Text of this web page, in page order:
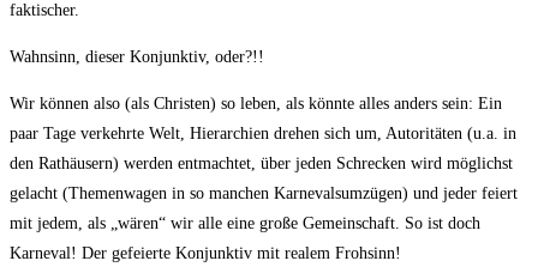
faktischer.
Wahnsinn, dieser Konjunktiv, oder?!!
Wir können also (als Christen) so leben, als könnte alles anders sein: Ein
paar Tage verkehrte Welt, Hierarchien drehen sich um, Autoritäten (u.a. in
den Rathäusern) werden entmachtet, über jeden Schrecken wird möglichst
gelacht (Themenwagen in so manchen Karnevalsumzügen) und jeder feiert
mit jedem, als „wären“ wir alle eine große Gemeinschaft. So ist doch
Karneval! Der gefeierte Konjunktiv mit realem Frohsinn!